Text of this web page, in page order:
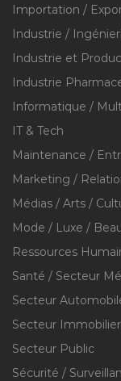
Importation /
Industrie /
Industrie et
Industrie
Informatique /
IT & Tech
Maintenance /
Marketing /
Médias / Arts /
Mode / Luxe /
Ressources
Santé / Secteur
Secteur
Secteur Immobilier
Secteur Public
Sécurité /